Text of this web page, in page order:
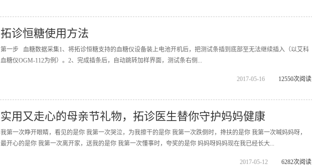
拓诊恒糖使用方法
第一步 血糖数据采集1、将拓诊恒糖支持的血糖仪设备装上电池开机后，把测试条插到底部至无法继续插入（以艾科
血糖仪OGM-112为例）。2、完成插条后，自动跳转加样界面，测试条右侧...
2017-05-16 12550次阅读
实用又走心的母亲节礼物，拓诊医生替你守护妈妈健康
我第一次睁开眼睛，看见的是你 我第一次哭泣，为我擦干的是你 我第一次跌倒时，搀扶的是你 我第一次喊妈妈呀，
最开心的是你 我第一次离开家，送我的是你 我第一次懂事时，夸奖的是你 妈妈呀妈妈现在我已经长大...
2017-05-12 6282次阅读